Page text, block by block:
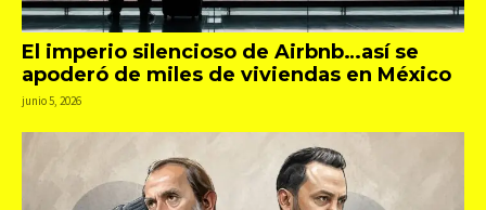
El imperio silencioso de Airbnb…así se
apoderó de miles de viviendas en México
junio 5, 2026